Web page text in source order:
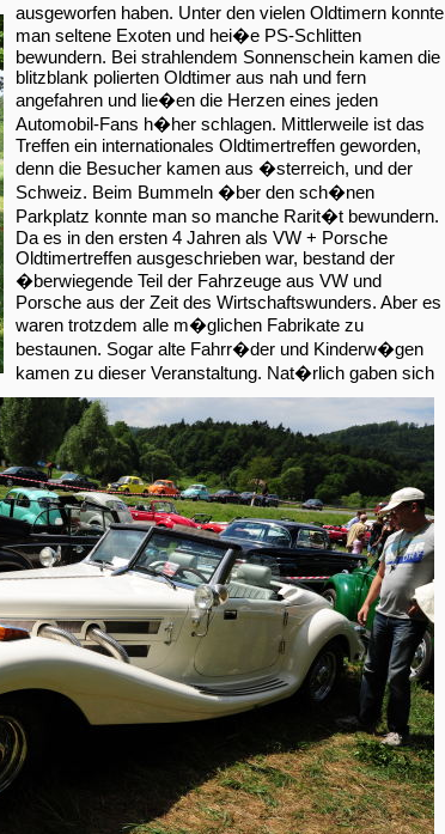
ausgeworfen haben. Unter den vielen Oldtimern konnte
man seltene Exoten und hei�e PS-Schlitten
bewundern. Bei strahlendem Sonnenschein kamen die
blitzblank polierten Oldtimer aus nah und fern
angefahren und lie�en die Herzen eines jeden
Automobil-Fans h�her schlagen. Mittlerweile ist das
Treffen ein internationales Oldtimertreffen geworden,
denn die Besucher kamen aus �sterreich, und der
Schweiz. Beim Bummeln �ber den sch�nen
Parkplatz konnte man so manche Rarit�t bewundern.
Da es in den ersten 4 Jahren als VW + Porsche
Oldtimertreffen ausgeschrieben war, bestand der
�berwiegende Teil der Fahrzeuge aus VW und
Porsche aus der Zeit des Wirtschaftswunders. Aber es
waren trotzdem alle m�glichen Fabrikate zu
bestaunen. Sogar alte Fahrr�der und Kinderw�gen
kamen zu dieser Veranstaltung. Nat�rlich gaben sich